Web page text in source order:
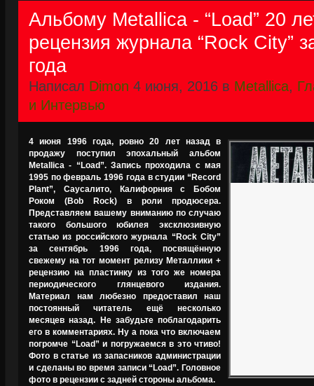
Альбому Metallica - “Load” 20
рецензия журнала “Rock City”
года
Написал Dimon 4 июня, 2016 в Metallica,
и Интервью
4 июня 1996 года, ровно 20 лет назад в
продажу поступил эпохальный альбом
Metallica - “Load”. Запись проходила с мая
1995 по февраль 1996 года в студии “Record
Plant”, Саусалито, Калифорния с Бобом
Роком (Bob Rock) в роли продюсера.
Представляем вашему вниманию по случаю
такого большого юбилея эксклюзивную
статью из российского журнала “Rock City”
за сентябрь 1996 года, посвящённую
свежему на тот момент релизу Металлики +
рецензию на пластинку из того же номера
периодического глянцевого издания.
Материал нам любезно предоставил наш
постоянный читатель ещё несколько
месяцев назад. Не забудьте поблагодарить
его в комментариях. Ну а пока что включаем
погромче “Load” и погружаемся в это чтиво!
Фото в статье из запасников администрации
и сделаны во время записи “Load”. Головное
фото в рецензии с задней стороны альбома.